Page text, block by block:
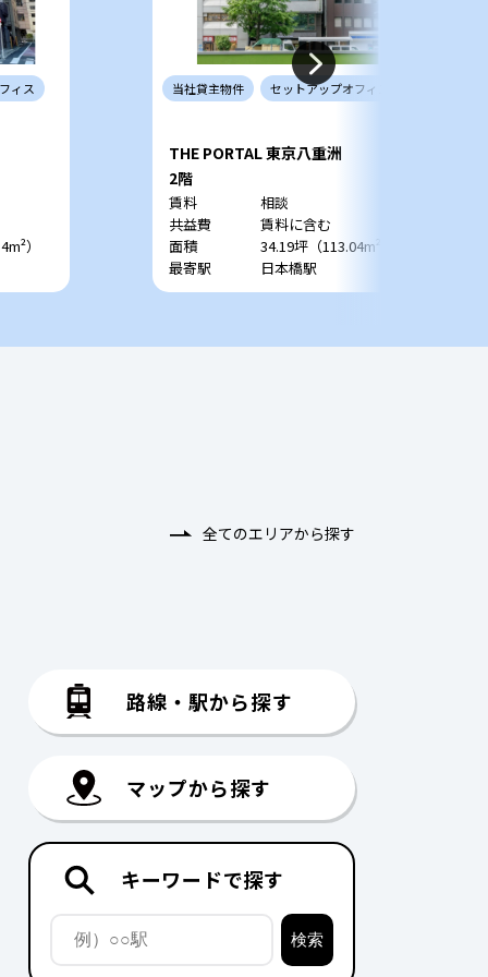
ィス
）
当社貸主物件 セットアップオフィス
THE PORTAL 東京八重洲
2階
賃料
相談
共益費
賃料に含む
面積
34.19坪（113.04m²）
最寄駅
日本橋駅
全てのエリアから探す
路線・駅から探す
マップから探す
キーワードで探す